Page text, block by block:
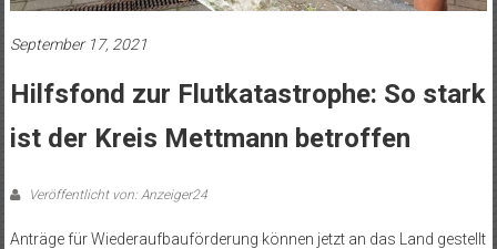
September 17, 2021
Hilfsfond zur Flutkatastrophe: So stark
ist der Kreis Mettmann betroffen
Veröffentlicht von: Anzeiger24
Anträge für Wiederaufbauförderung können jetzt an das Land gestellt